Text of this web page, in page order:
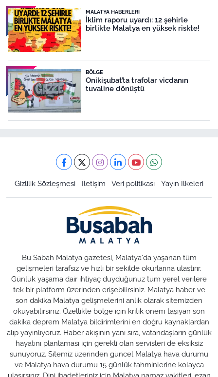
MALATYA HABERLERI
İklim raporu uyardı: 12 şehirle
birlikte Malatya en yüksek riskte!
BÖLGE
Onikişubat’ta trafolar vicdanın
tuvaline dönüştü
Gizlilik Sözleşmesi İletişim Veri politikası Yayın İlkeleri
Bu Sabah Malatya gazetesi, Malatya'da yaşanan tüm
gelişmeleri tarafsız ve hızlı bir şekilde okurlarına ulaştırır.
Günlük yaşama dair ihtiyaç duyduğunuz tüm yerel verilere
tek bir platform üzerinden erişebilirsiniz. Malatya haber ve
son dakika Malatya gelişmelerini anlık olarak sitemizden
okuyabilirsiniz. Özellikle bölge için kritik önem taşıyan son
dakika deprem Malatya bildirimlerini en doğru kaynaklardan
alıp yayınlıyoruz. Haber akışının yanı sıra, vatandaşların günlük
hayatını planlaması için gerekli olan servisleri de eksiksiz
sunuyoruz. Sitemiz üzerinden güncel Malatya hava durumu
ve Malatya hava durumu 15 günlük tahminlerine kolayca
ulaşırsınız. Dini ibadetleriniz için Malatya namaz vakitleri, ezan